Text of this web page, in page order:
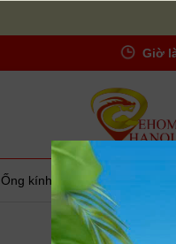
Giờ
Ống kính Canon RF 24-